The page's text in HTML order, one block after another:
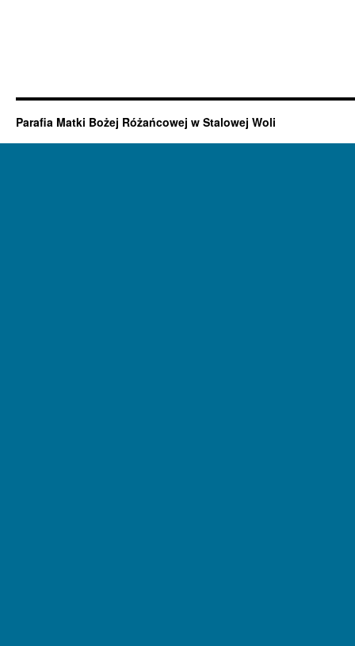
Parafia Matki Bożej Różańcowej w Stalowej Woli